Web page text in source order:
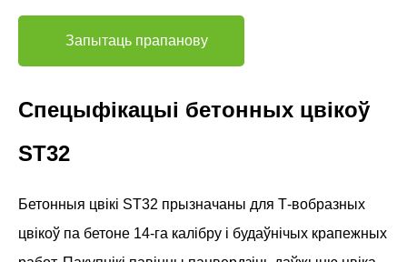
Запытаць прапанову
Спецыфікацыі бетонных цвікоў
ST32
Бетонныя цвікі ST32 прызначаны для Т-вобразных
цвікоў па бетоне 14-га калібру і будаўнічых крапежных